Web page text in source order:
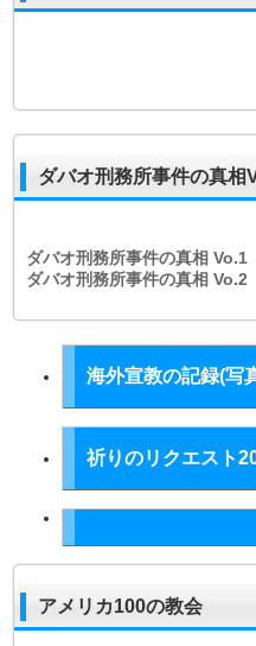
ダバオ刑務所事件の真相
ダバオ刑務所事件の真相Vo.1
ダバオ刑務所事件の真相Vo.2
海外宣教の記録(写
祈りのリクエスト
アメリカ100の教会